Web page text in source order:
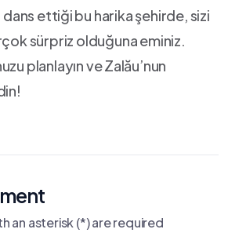
dans ettiği ⁣bu‌ harika şehirde, sizi
sürpriz‌ olduğuna eminiz.
planlayın ve ⁤Zalău’nun
an asterisk (*) are required